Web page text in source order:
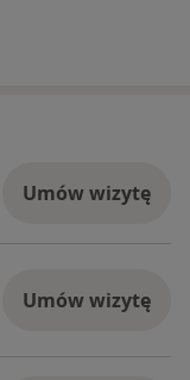
Umów wizytę
Umów wizytę